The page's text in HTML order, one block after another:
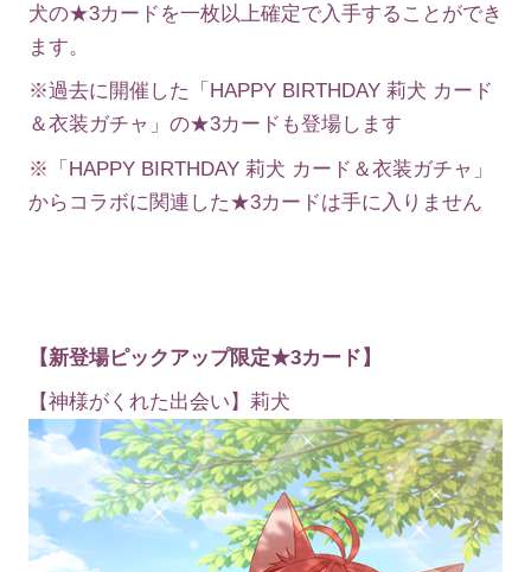
犬の★3カードを一枚以上確定で入手することができ
ます。
※過去に開催した「HAPPY BIRTHDAY 莉犬 カード
＆衣装ガチャ」の★3カードも登場します
※「HAPPY BIRTHDAY 莉犬 カード＆衣装ガチャ」
からコラボに関連した★3カードは手に入りません
【新登場ピックアップ限定★3カード】
【神様がくれた出会い】莉犬